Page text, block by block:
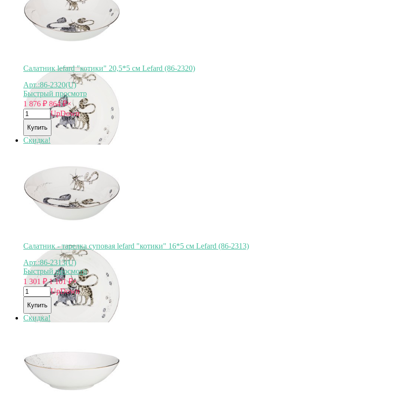
Арт. 86-2320
Салатник lefard "котики" 20,5*5 см Lefard (86-2320)
Арт.:86-2320(U)
Быстрый просмотр
1 876 ₽ 864₽×
UpDown
Купить
Скидка!
Салатник - тарелка суповая lefard "котики" 16*5 см Lefard (86-2313)
Арт.:86-2313(U)
Быстрый просмотр
1 301 ₽ 1 101₽×
UpDown
Купить
Скидка!